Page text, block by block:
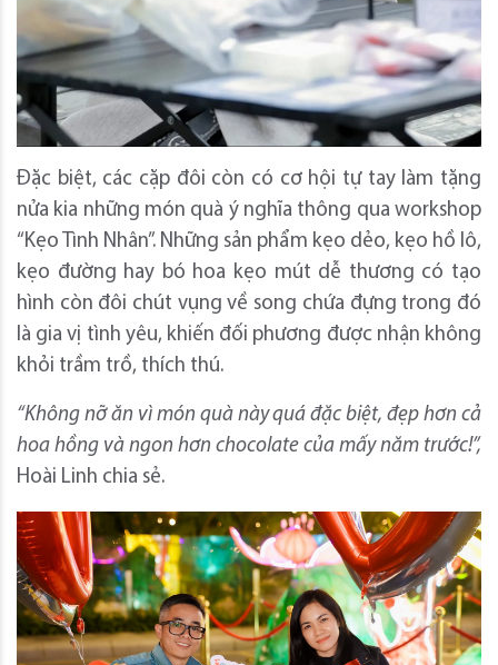
Đặc biệt, các cặp đôi còn có cơ hội tự tay làm tặng
nửa kia những món quà ý nghĩa thông qua workshop
“Kẹo Tình Nhân”. Những sản phẩm kẹo dẻo, kẹo hồ lô,
kẹo đường hay bó hoa kẹo mút dễ thương có tạo
hình còn đôi chút vụng về song chứa đựng trong đó
là gia vị tình yêu, khiến đối phương được nhận không
khỏi trầm trồ, thích thú.
“Không nỡ ăn vì món quà này quá đặc biệt, đẹp hơn cả
hoa hồng và ngon hơn chocolate của mấy năm trước!”,
Hoài Linh chia sẻ.